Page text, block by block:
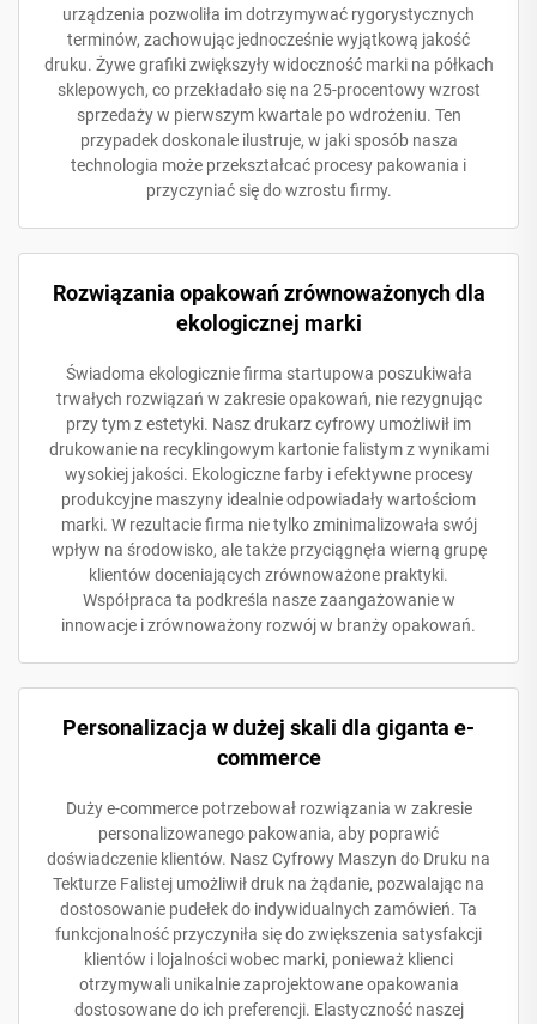
urządzenia pozwoliła im dotrzymywać rygorystycznych
terminów, zachowując jednocześnie wyjątkową jakość
druku. Żywe grafiki zwiększyły widoczność marki na półkach
sklepowych, co przekładało się na 25-procentowy wzrost
sprzedaży w pierwszym kwartale po wdrożeniu. Ten
przypadek doskonale ilustruje, w jaki sposób nasza
technologia może przekształcać procesy pakowania i
przyczyniać się do wzrostu firmy.
Rozwiązania opakowań zrównoważonych dla
ekologicznej marki
Świadoma ekologicznie firma startupowa poszukiwała
trwałych rozwiązań w zakresie opakowań, nie rezygnując
przy tym z estetyki. Nasz drukarz cyfrowy umożliwił im
drukowanie na recyklingowym kartonie falistym z wynikami
wysokiej jakości. Ekologiczne farby i efektywne procesy
produkcyjne maszyny idealnie odpowiadały wartościom
marki. W rezultacie firma nie tylko zminimalizowała swój
wpływ na środowisko, ale także przyciągnęła wierną grupę
klientów doceniających zrównoważone praktyki.
Współpraca ta podkreśla nasze zaangażowanie w
innowacje i zrównoważony rozwój w branży opakowań.
Personalizacja w dużej skali dla giganta e-
commerce
Duży e-commerce potrzebował rozwiązania w zakresie
personalizowanego pakowania, aby poprawić
doświadczenie klientów. Nasz Cyfrowy Maszyn do Druku na
Tekturze Falistej umożliwił druk na żądanie, pozwalając na
dostosowanie pudełek do indywidualnych zamówień. Ta
funkcjonalność przyczyniła się do zwiększenia satysfakcji
klientów i lojalności wobec marki, ponieważ klienci
otrzymywali unikalnie zaprojektowane opakowania
dostosowane do ich preferencji. Elastyczność naszej